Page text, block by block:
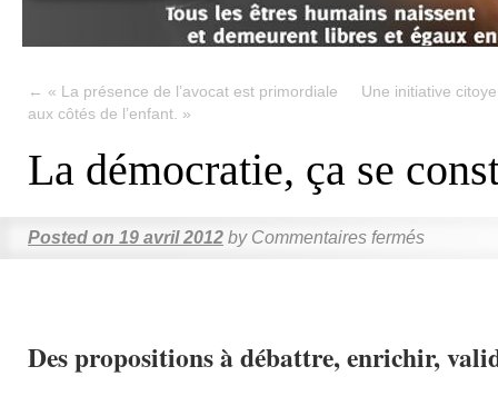
← « La présence de l’avocat est primordiale
aux côtés de l’enfant. »
Une initiative
La démocratie, ça se
Posted on 19 avril 2012 by Commentaires fermés
Des propositions à débattre, enrichir,